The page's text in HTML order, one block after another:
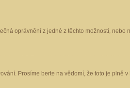
oprávnění z jedné z těchto možností,
Prosíme berte na vědomí, že toto je